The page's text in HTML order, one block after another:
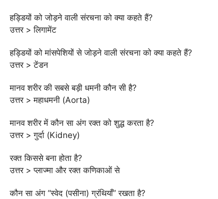
हड्डियों को जोड़ने वाली संरचना को क्या कहते हैं?
उत्तर > लिगामेंट
हड्डियों को मांसपेशियों से जोड़ने वाली संरचना को क्या कहते हैं?
उत्तर > टेंडन
मानव शरीर की सबसे बड़ी धमनी कौन सी है?
उत्तर > महाधमनी (Aorta)
मानव शरीर में कौन सा अंग रक्त को शुद्ध करता है?
उत्तर > गुर्दा (Kidney)
रक्त किससे बना होता है?
उत्तर > प्लाज्मा और रक्त कणिकाओं से
कौन सा अंग “स्वेद (पसीना) ग्रंथियाँ” रखता है?